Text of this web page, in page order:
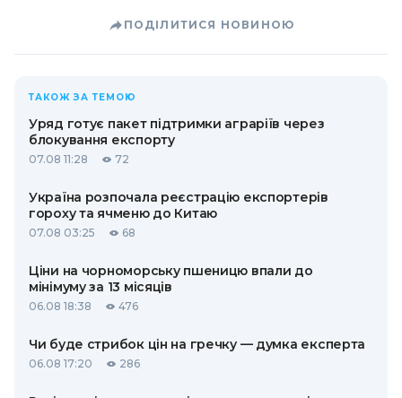
ПОДІЛИТИСЯ НОВИНОЮ
ТАКОЖ ЗА ТЕМОЮ
Уряд готує пакет підтримки аграріїв через
блокування експорту
07.08 11:28 72
Україна розпочала реєстрацію експортерів
гороху та ячменю до Китаю
07.08 03:25 68
Ціни на чорноморську пшеницю впали до
мінімуму за 13 місяців
06.08 18:38 476
Чи буде стрибок цін на гречку — думка експерта
06.08 17:20 286